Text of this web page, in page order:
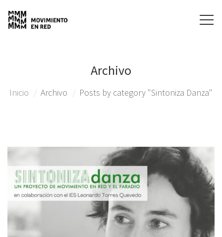
Archivo
Inicio Archivo Posts by category "Sintoniza Danza"